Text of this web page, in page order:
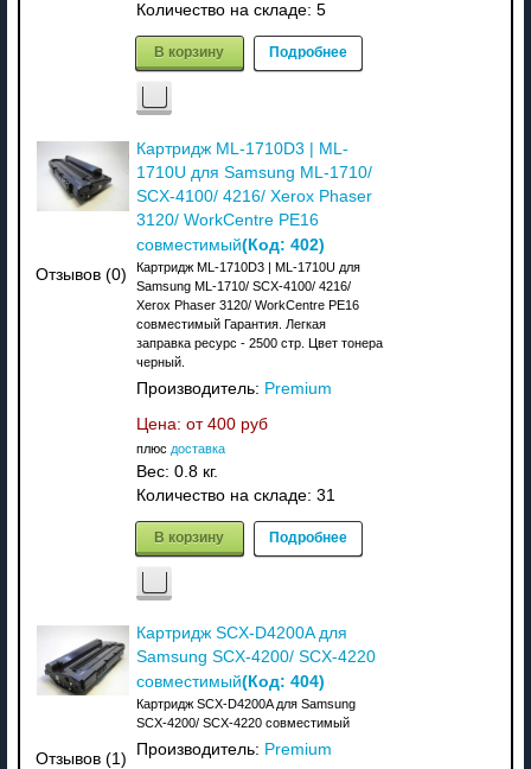
Количество на складе: 5
В корзину Подробнее
Отзывов (0)
Картридж ML-1710D3 | ML-
1710U для Samsung ML-1710/
SCX-4100/ 4216/ Xerox Phaser
3120/ WorkCentre PE16
совместимый(Код: 402)
Картридж ML-1710D3 | ML-1710U для
Samsung ML-1710/ SCX-4100/ 4216/
Xerox Phaser 3120/ WorkCentre PE16
совместимый Гарантия. Легкая
заправка ресурс - 2500 стр. Цвет тонера
черный.
Производитель: Premium
Цена: от 400 руб
плюс доставка
Вес: 0.8 кг.
Количество на складе: 31
В корзину Подробнее
Отзывов (1)
Картридж SCX-D4200A для
Samsung SCX-4200/ SCX-4220
совместимый(Код: 404)
Картридж SCX-D4200A для Samsung
SCX-4200/ SCX-4220 совместимый
Производитель: Premium